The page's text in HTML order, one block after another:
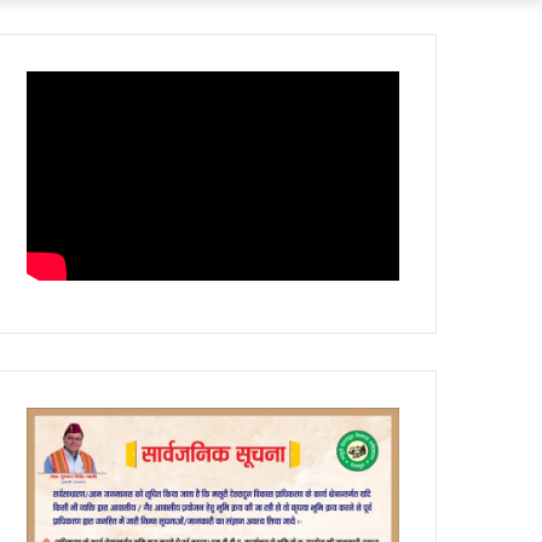
skin
Article